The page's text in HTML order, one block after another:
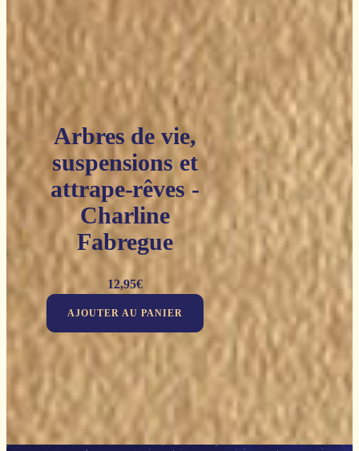
Arbres de vie,
suspensions et
attrape-rêves -
Charline
Fabregue
12,95€
AJOUTER AU PANIER